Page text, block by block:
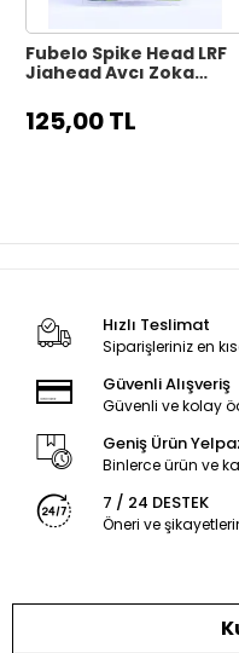
Fubelo Spike Head LRF
Jighead Avcı Zoka
Adet)
125,00 TL
Hızlı Teslimat
Siparişleriniz en
Güvenli Alışveriş
Güvenli ve kolay
Geniş Ürün
Binlerce ürün ve
7 / 24 DESTEK
Öneri ve